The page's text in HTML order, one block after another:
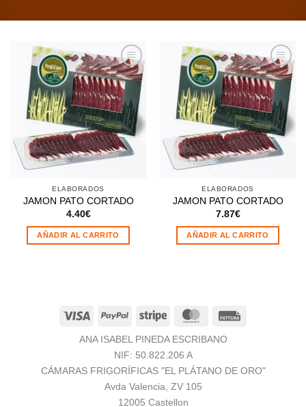
Añadir
a la
lista de
deseos
ELABORADOS
JAMON PATO CORTADO
4.40€
AÑADIR AL CARRITO
Añadir
a la
lista de
deseos
ELABORADOS
JAMON PATO CORTADO
7.87€
AÑADIR AL CARRITO
Visa PayPal Stripe MasterCard
ANA ISABEL PINEDA ESCRIBANO
NIF: 50.822.206 A
CÁMARAS FRIGORÍFICAS "EL PLÁTANO DE ORO"
Avda Valencia, ZV 105
12005 Castellon